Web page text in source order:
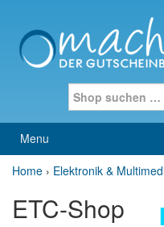
Menu
Home › Elektronik &
ETC-Shop